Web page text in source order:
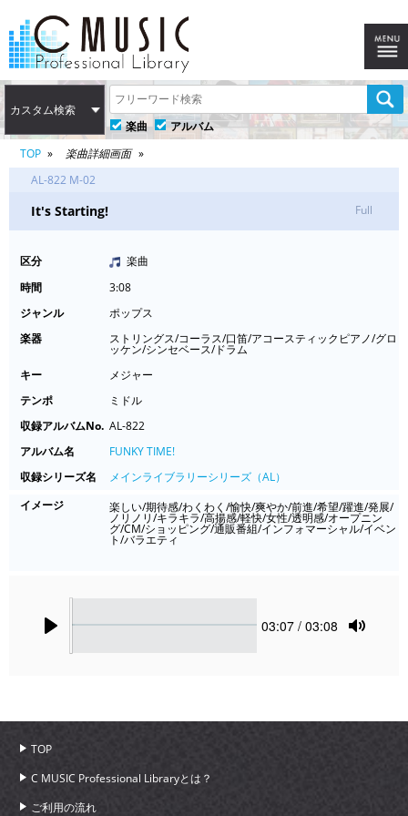
カスタム検索
楽曲
アルバム
TOP
楽曲詳細画面
AL-822 M-02
It's Starting! Full
区分
楽曲
時間
3:08
ジャンル
ポップス
楽器
ストリングス/コーラス/口笛/アコースティックピアノ/グロ
ッケン/シンセベース/ドラム
キー
メジャー
テンポ
ミドル
収録アルバムNo. AL-822
アルバム名
FUNKY TIME!
収録シリーズ名
メインライブラリーシリーズ（AL）
イメージ
楽しい/期待感/わくわく/愉快/爽やか/前進/希望/躍進/発展/
ノリノリ/キラキラ/高揚感/軽快/女性/透明感/オープニン
グ/CM/ショッピング/通販番組/インフォマーシャル/イベン
ト/バラエティ
Current
03:07 / 03:08
TOP
C MUSIC Professional Libraryとは？
ご利用の流れ